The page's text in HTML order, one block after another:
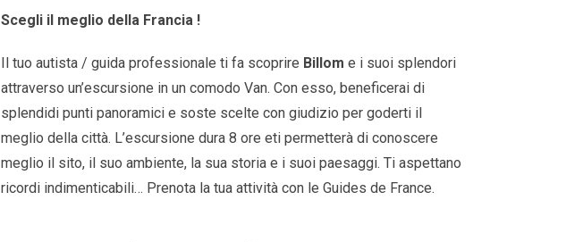
Scegli il meglio della Francia !
Il tuo autista / guida professionale ti fa scoprire Billom e i suoi splendori
attraverso un’escursione in un comodo Van. Con esso, beneficerai di
splendidi punti panoramici e soste scelte con giudizio per goderti il ​​
meglio della città. L’escursione dura 8 ore eti permetterà di conoscere
meglio il sito, il suo ambiente, la sua storia e i suoi paesaggi. Ti aspettano
ricordi indimenticabili… Prenota la tua attività con le Guides de France.